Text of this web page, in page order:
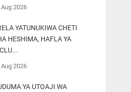
2026
YATUNUKIWA CHETI
HESHIMA, HAFLA YA
2026
YA UTOAJI WA